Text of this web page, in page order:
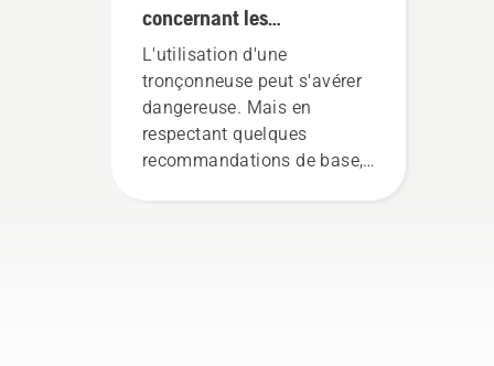
concernant les
tronçonneuses
L'utilisation d'une
tronçonneuse peut s'avérer
dangereuse. Mais en
respectant quelques
recommandations de base,